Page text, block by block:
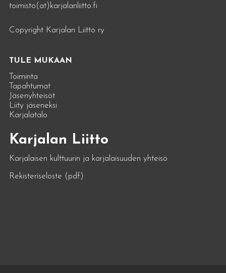
toimisto(at)karjalanliitto.fi
Copyright Karjalan Liitto ry
TULE MUKAAN
Toiminta
Tapahtumat
Jäsenyhteisöt
Liity jäseneksi
Karjalatalo
Karjalan Liitto
Karjalaisen kulttuurin ja karjalaisuuden yhteisö
Rekisteriseloste (pdf)